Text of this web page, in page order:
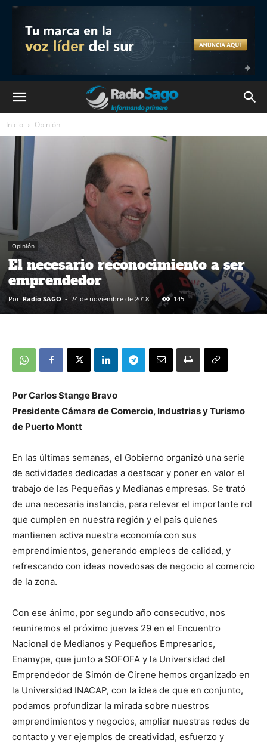
Inicio Opinión
Opinión
El necesario reconocimiento a ser
emprendedor
Por Radio SAGO - 24 de noviembre de 2018 145
Por Carlos Stange Bravo
Presidente Cámara de Comercio, Industrias y Turismo
de Puerto Montt
En las últimas semanas, el Gobierno organizó una serie
de actividades dedicadas a destacar y poner en valor el
trabajo de las Pequeñas y Medianas empresas. Se trató
de una necesaria instancia, para relevar el importante rol
que cumplen en nuestra región y el país quienes
mantienen activa nuestra economía con sus
emprendimientos, generando empleos de calidad, y
refrescando con ideas novedosas de negocio al comercio
de la zona.
Con ese ánimo, por segundo año consecutivo, nos
reuniremos el próximo jueves 29 en el Encuentro
Nacional de Medianos y Pequeños Empresarios,
Enamype, que junto a SOFOFA y la Universidad del
Emprendedor de Simón de Cirene hemos organizado en
la Universidad INACAP, con la idea de que en conjunto,
podamos profundizar la mirada sobre nuestros
emprendimientos y negocios, ampliar nuestras redes de
contacto y ver ejemplos de creatividad, esfuerzo y